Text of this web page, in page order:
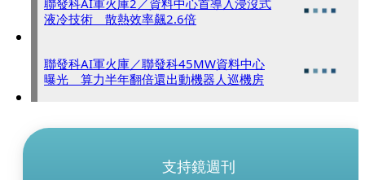
聯發科AI軍火庫2／資料中心首導入浸沒式
液冷技術 散熱效率飆2.6倍
聯發科AI軍火庫／聯發科45MW資料中心
曝光 算力半年翻倍還出動機器人巡機房
支持鏡週刊